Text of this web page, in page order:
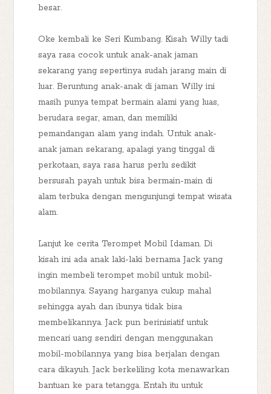
besar.
Oke kembali ke Seri Kumbang. Kisah Willy tadi
saya rasa cocok untuk anak-anak jaman
sekarang yang sepertinya sudah jarang main di
luar. Beruntung anak-anak di jaman Willy ini
masih punya tempat bermain alami yang luas,
berudara segar, aman, dan memiliki
pemandangan alam yang indah. Untuk anak-
anak jaman sekarang, apalagi yang tinggal di
perkotaan, saya rasa harus perlu sedikit
bersusah payah untuk bisa bermain-main di
alam terbuka dengan mengunjungi tempat wisata
alam.
Lanjut ke cerita Terompet Mobil Idaman. Di
kisah ini ada anak laki-laki bernama Jack yang
ingin membeli terompet mobil untuk mobil-
mobilannya. Sayang harganya cukup mahal
sehingga ayah dan ibunya tidak bisa
membelikannya. Jack pun berinisiatif untuk
mencari uang sendiri dengan menggunakan
mobil-mobilannya yang bisa berjalan dengan
cara dikayuh. Jack berkeliling kota menawarkan
bantuan ke para tetangga. Entah itu untuk